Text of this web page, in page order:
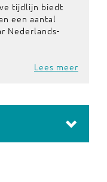
tijdlijn biedt
een aantal
Nederlands-
Lees meer